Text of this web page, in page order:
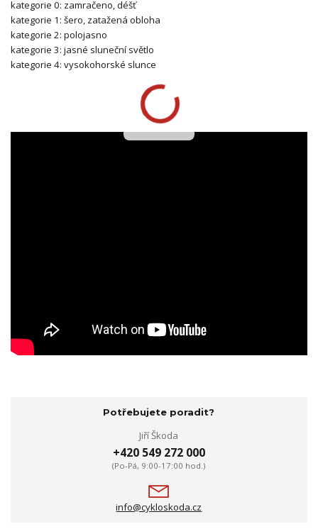
kategorie 0: zamračeno, déšť
kategorie 1: šero, zatažená obloha
kategorie 2: polojasno
kategorie 3: jasné sluneční světlo
kategorie 4: vysokohorské slunce
Potřebujete poradit?
Jiří Škoda
+420 549 272 000
(Po-Pá, 9:00-17:00 hod.)
info@cykloskoda.cz